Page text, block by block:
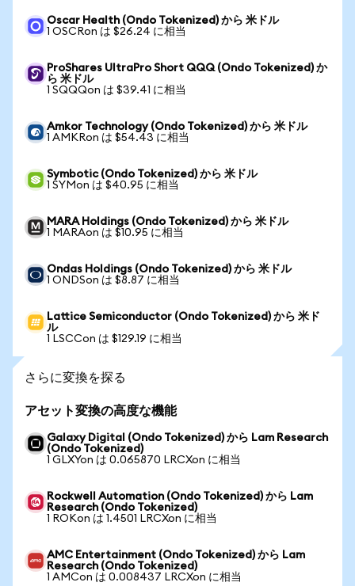
Oscar Health (Ondo Tokenized) から 米ドル
1 OSCRon は $26.24 に相当
ProShares UltraPro Short QQQ (Ondo Tokenized) か
ら 米ドル
1 SQQQon は $39.41 に相当
Amkor Technology (Ondo Tokenized) から 米ドル
1 AMKRon は $54.43 に相当
Symbotic (Ondo Tokenized) から 米ドル
1 SYMon は $40.95 に相当
MARA Holdings (Ondo Tokenized) から 米ドル
1 MARAon は $10.95 に相当
Ondas Holdings (Ondo Tokenized) から 米ドル
1 ONDSon は $8.87 に相当
Lattice Semiconductor (Ondo Tokenized) から 米ド
ル
1 LSCCon は $129.19 に相当
さらに変換を探る
アセット変換の高度な機能
Galaxy Digital (Ondo Tokenized) から Lam Research
(Ondo Tokenized)
1 GLXYon は 0.065870 LRCXon に相当
Rockwell Automation (Ondo Tokenized) から Lam
Research (Ondo Tokenized)
1 ROKon は 1.4501 LRCXon に相当
AMC Entertainment (Ondo Tokenized) から Lam
Research (Ondo Tokenized)
1 AMCon は 0.008437 LRCXon に相当